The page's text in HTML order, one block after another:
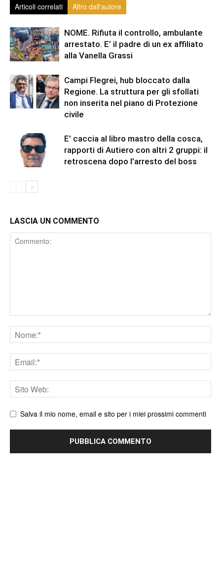
Articoli correlati Altro dall'autore
NOME. Rifiuta il controllo, ambulante
arrestato. E’ il padre di un ex affiliato
alla Vanella Grassi
Campi Flegrei, hub bloccato dalla
Regione. La struttura per gli sfollati
non inserita nel piano di Protezione
civile
E’ caccia al libro mastro della cosca,
rapporti di Autiero con altri 2 gruppi: il
retroscena dopo l’arresto del boss
LASCIA UN COMMENTO
Comment
Nome
Email
Sito
web
Salva il mio nome, email e sito per i miei prossimi commenti